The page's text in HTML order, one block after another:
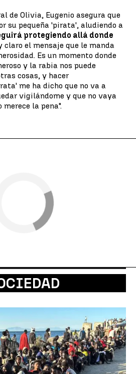
de Olivia, Eugenio asegura que
su pequeña 'pirata', aludiendo a
protegiendo allá donde
claro el mensaje que le manda
Es un momento donde
y la rabia nos puede
cosas, y hacer
me ha dicho que no va a
vigilándome y que no vaya
merece la pena".